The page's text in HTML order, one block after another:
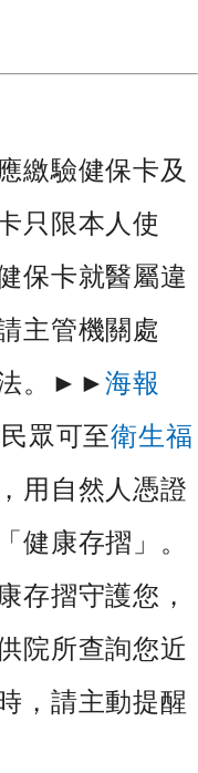
繳驗健保卡及
只限本人使
保卡就醫屬違
主管機關處
法。►►海報
眾可至衛生福
，用自然人憑證
健康存摺」。
存摺守護您，
院所查詢您近
，請主動提醒